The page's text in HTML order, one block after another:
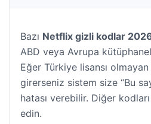
Bazı Netflix gizli kodlar
ABD veya Avrupa
Eğer Türkiye lisansı
girerseniz sistem size “Bu
hatası verebilir. Diğer
edin.